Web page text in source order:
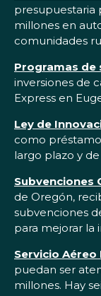
presupuestaria
millones en
comunidades
Programas de
inversiones de
Express en
Ley de
como
largo plazo y
Subvenciones
de Oregón,
subvenciones
para mejorar la
Servicio
puedan ser
millones. Hay